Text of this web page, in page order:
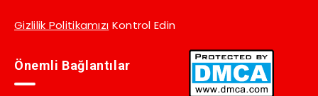
Gizlilik Politikamızı Kontrol Edin
Önemli Bağlantılar